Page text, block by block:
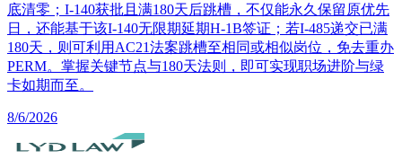
底清零；I-140获批且满180天后跳槽，不仅能永久保留原优先
日，还能基于该I-140无限期延期H-1B签证；若I-485递交已满
180天，则可利用AC21法案跳槽至相同或相似岗位，免去重办
PERM。掌握关键节点与180天法则，即可实现职场进阶与绿
卡如期而至。
8/6/2026